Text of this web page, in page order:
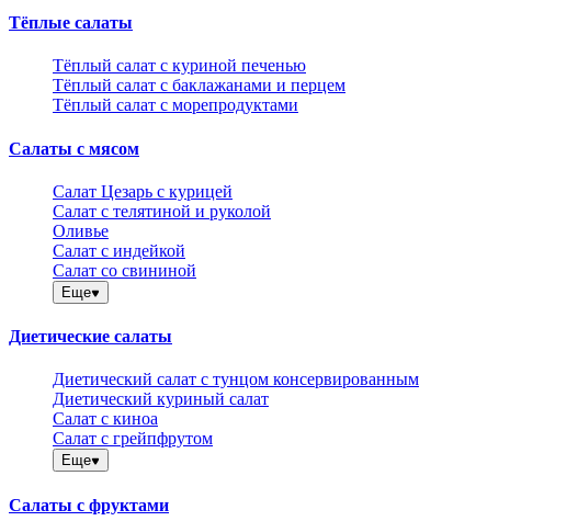
Тёплые салаты
Тёплый салат с куриной печенью
Тёплый салат с баклажанами и перцем
Тёплый салат с морепродуктами
Салаты с мясом
Салат Цезарь с курицей
Салат с телятиной и руколой
Оливье
Салат с индейкой
Салат со свининой
Еще
Диетические салаты
Диетический салат с тунцом консервированным
Диетический куриный салат
Салат с киноа
Салат с грейпфрутом
Еще
Салаты с фруктами